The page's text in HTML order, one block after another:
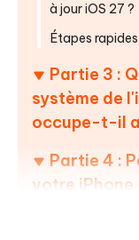
à jour iOS 27 ?
Étapes
Partie 3 :
système de
occupe-t-il
Partie 4 :
votre